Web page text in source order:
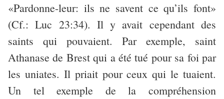
«Pardonne-leur: ils ne savent ce qu’ils font»
(Cf.: Luc 23:34). Il y avait cependant des
saints qui pouvaient. Par exemple, saint
Athanase de Brest qui a été tué pour sa foi par
les uniates. Il priait pour ceux qui le tuaient.
Un tel exemple de la compréhension